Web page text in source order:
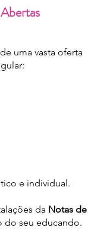
ertas
uma vasta oferta
e individual.
da Notas de
do seu educando.